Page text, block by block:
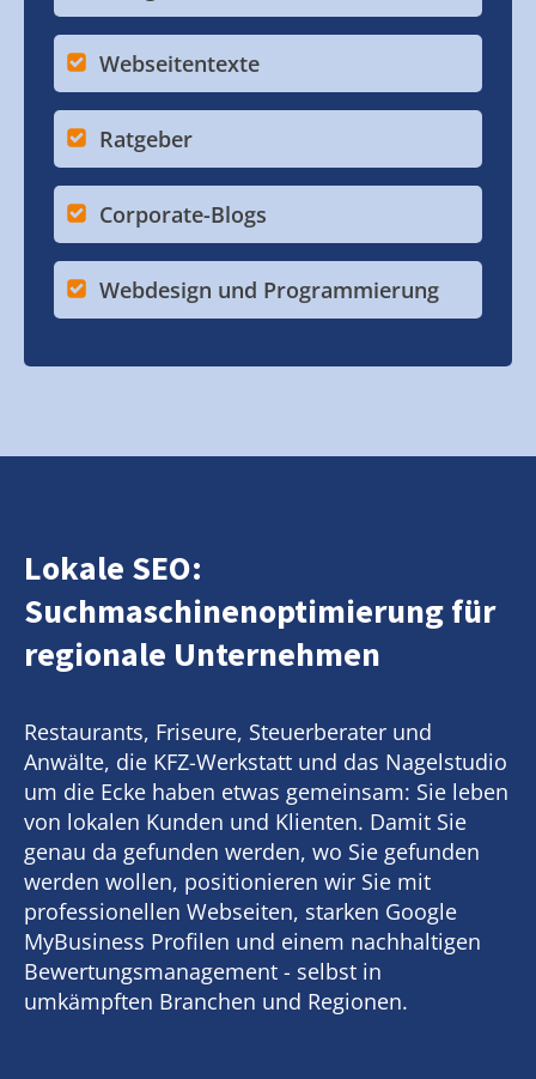
Webseitentexte
Ratgeber
Corporate-Blogs
Webdesign und Programmierung
Lokale SEO:
Suchmaschinenoptimierung für
regionale Unternehmen
Restaurants, Friseure, Steuerberater und
Anwälte, die KFZ-Werkstatt und das Nagelstudio
um die Ecke haben etwas gemeinsam: Sie leben
von lokalen Kunden und Klienten. Damit Sie
genau da gefunden werden, wo Sie gefunden
werden wollen, positionieren wir Sie mit
professionellen Webseiten, starken Google
MyBusiness Profilen und einem nachhaltigen
Bewertungsmanagement - selbst in
umkämpften Branchen und Regionen.